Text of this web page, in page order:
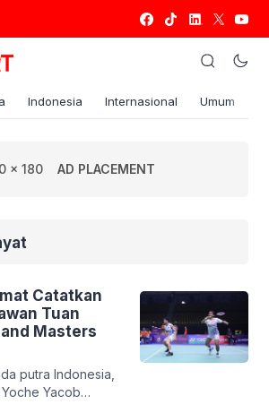
Indonesia Internasional Umum
x 180 AD PLACEMENT
Catatkan
Tuan
Masters
putra Indonesia,
Yacob